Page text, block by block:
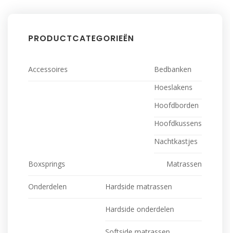
PRODUCTCATEGORIEËN
Accessoires
Bedbanken
Hoeslakens
Hoofdborden
Hoofdkussens
Nachtkastjes
Boxsprings Matrassen
Onderdelen Hardside matrassen
Hardside onderdelen